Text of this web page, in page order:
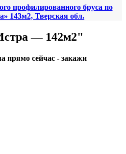
профилированного бруса по
143м2, Тверская обл.
— 142м2"
прямо сейчас - закажи